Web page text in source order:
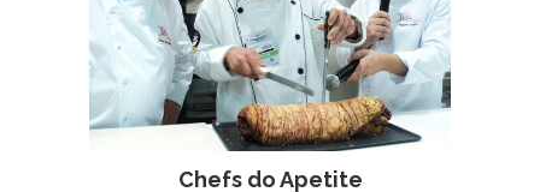
Chefs do Apetite